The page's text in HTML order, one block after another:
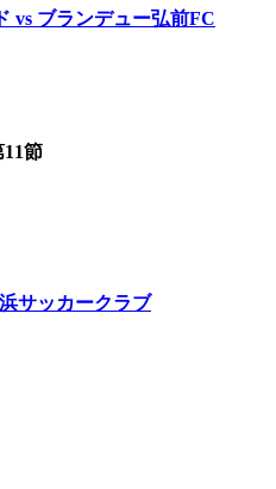
vs ブランデュー弘前FC
節
サッカークラブ